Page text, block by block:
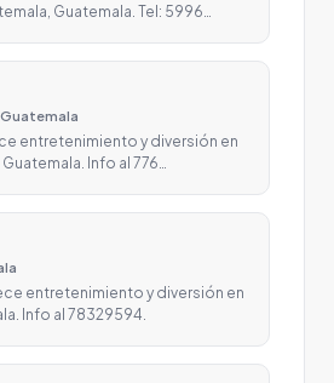
Guatemala. Tel: 5996…
entretenimiento y diversión en
Info al 776…
entretenimiento y diversión en
Info al 78329594.